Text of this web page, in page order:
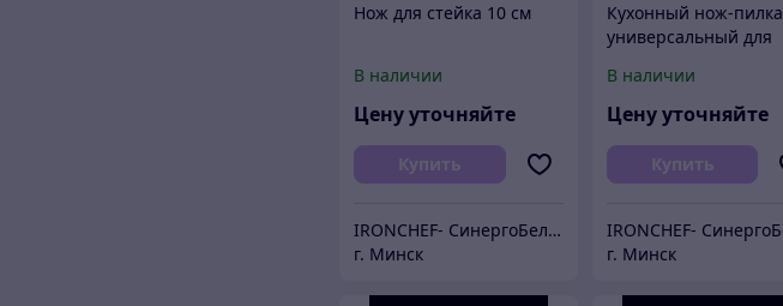
Нож для стейка 10 см
В наличии
Цену уточняйте
Купить
IRONCHEF- СинергоБелСервис (для юр.лиц)
г. Минск
Кухонный нож-пилка
универсальный для
В наличии
Цену уточняйте
Купить
г. Минск